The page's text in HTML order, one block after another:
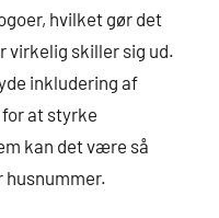
hvilket gør det
virkelig skiller sig ud.
inkludering af
at styrke
kan det være så
husnummer.